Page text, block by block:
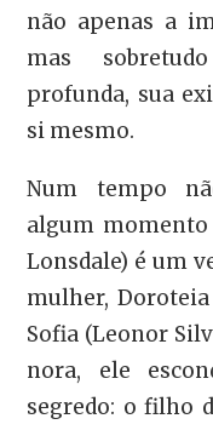
não apenas a
mas
profunda, sua
si mesmo.
Num tempo
algum momento
Lonsdale) é um
mulher, Doroteia
Sofia (Leonor
nora, ele
segredo: o filho